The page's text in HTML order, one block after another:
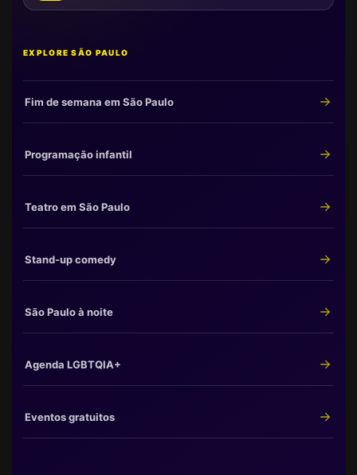
EXPLORE SÃO PAULO
Fim de semana em São Paulo
Programação infantil
Teatro em São Paulo
Stand-up comedy
São Paulo à noite
Agenda LGBTQIA+
Eventos gratuitos